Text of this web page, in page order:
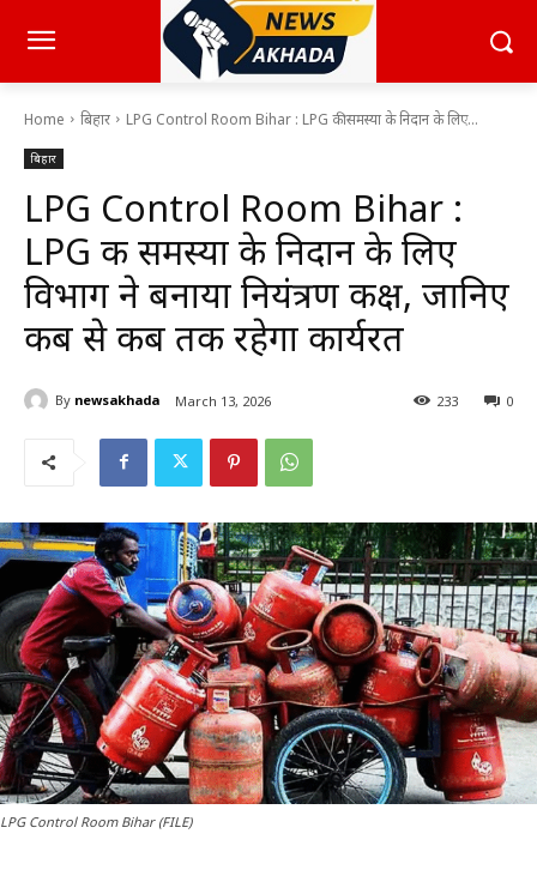
Home बिहार LPG Control Room Bihar : LPG की समस्या के निदान के लिए...
बिहार
LPG Control Room Bihar :
LPG की समस्या के निदान के लिए
विभाग ने बनाया नियंत्रण कक्ष, जानिए
कब से कब तक रहेगा कार्यरत
By newsakhada March 13, 2026 0
233
LPG Control Room Bihar (FILE)